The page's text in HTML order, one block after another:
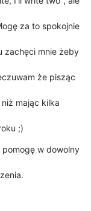
za to spokojnie
zachęci mnie żeby
że pisząc
mając kilka
;)
w dowolny